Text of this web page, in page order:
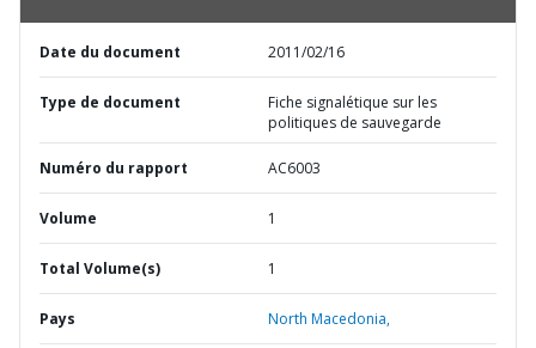
Date du document 2011/02/16
Type de document
Fiche signalétique sur les
politiques de sauvegarde
Numéro du rapport AC6003
Volume 1
Total Volume(s) 1
Pays North Macedonia,